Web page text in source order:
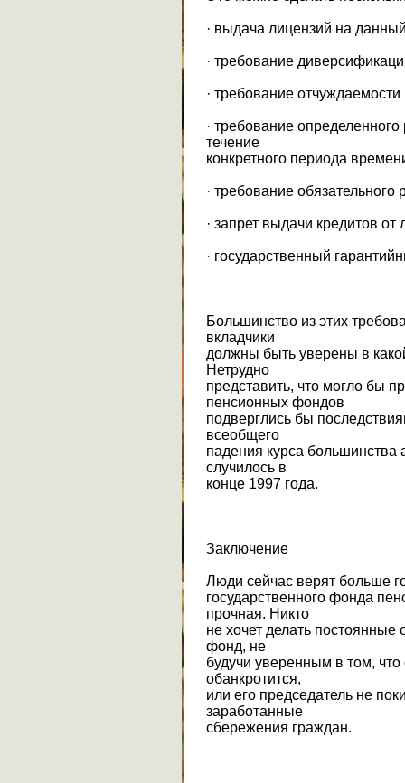
· выдача лицензий на
· требование
· требование
· требование
течение
конкретного периода
· требование обязательного
· запрет выдачи кредитов
· государственный
Большинство из этих
вкладчики
должны быть уверены в
Нетрудно
представить, что могло бы
пенсионных фондов
подверглись бы
всеобщего
падения курса большинства
случилось в
конце 1997 года.
Заключение
Люди сейчас верят больше
государственного фонда
прочная. Никто
не хочет делать
фонд, не
будучи уверенным в том,
обанкротится,
или его председатель не
заработанные
сбережения граждан.